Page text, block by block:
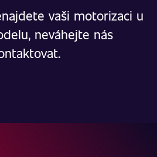
vaši motorizaci u
neváhejte nás